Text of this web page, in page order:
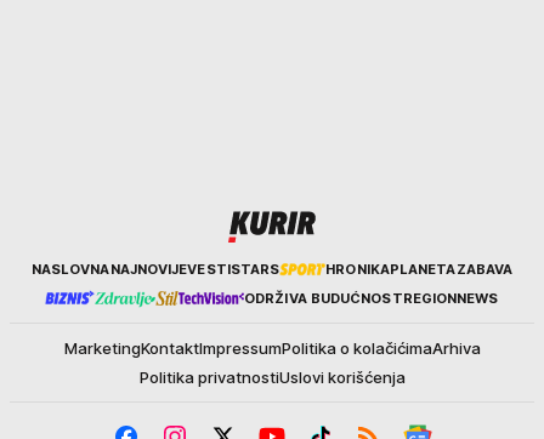
KurirNASLOVNANAJNOVIJEVESTISTARS HRONIKAPLANETAZABAVA
ODRŽIVA BUDUĆNOSTREGIONNEWS
MarketingKontaktImpressumPolitika o kolačićimaArhiva
Politika privatnostiUslovi korišćenja